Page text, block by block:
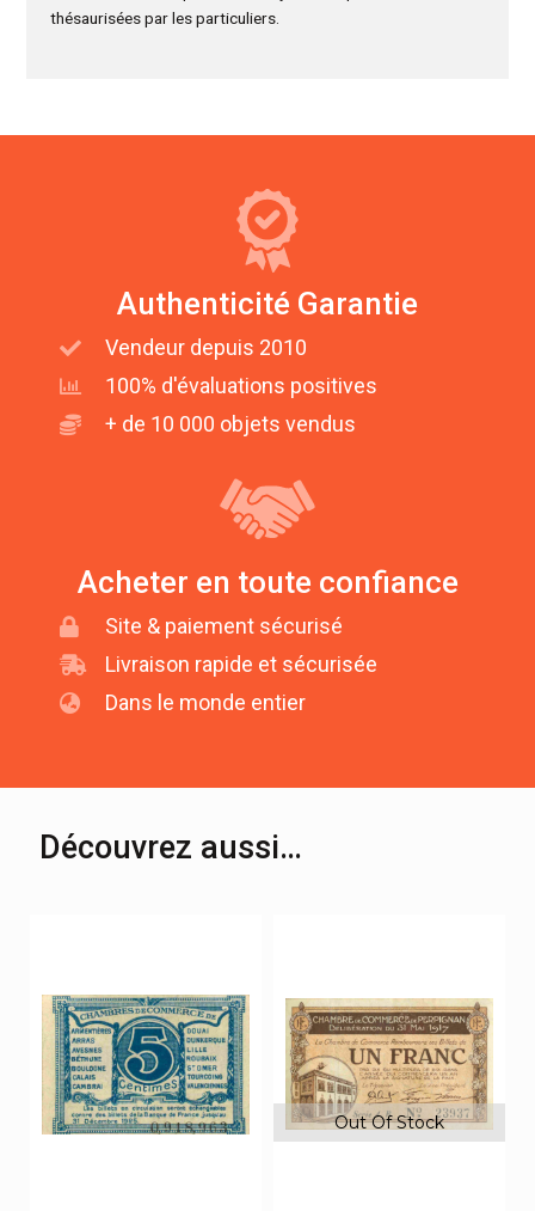
thésaurisées par les particuliers.
Authenticité Garantie
Vendeur depuis 2010
100% d'évaluations positives
+ de 10 000 objets vendus
Acheter en toute confiance
Site & paiement sécurisé
Livraison rapide et sécurisée
Dans le monde entier
Découvrez aussi…
Out Of Stock Out Of